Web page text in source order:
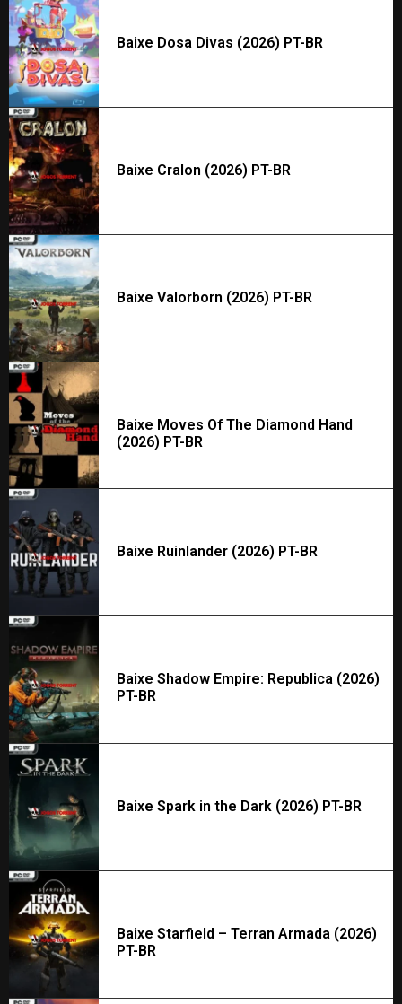
Baixe Dosa Divas (2026) PT-BR
Baixe Cralon (2026) PT-BR
Baixe Valorborn (2026) PT-BR
Baixe Moves Of The Diamond Hand
(2026) PT-BR
Baixe Ruinlander (2026) PT-BR
Baixe Shadow Empire: Republica (2026)
PT-BR
Baixe Spark in the Dark (2026) PT-BR
Baixe Starfield – Terran Armada (2026)
PT-BR